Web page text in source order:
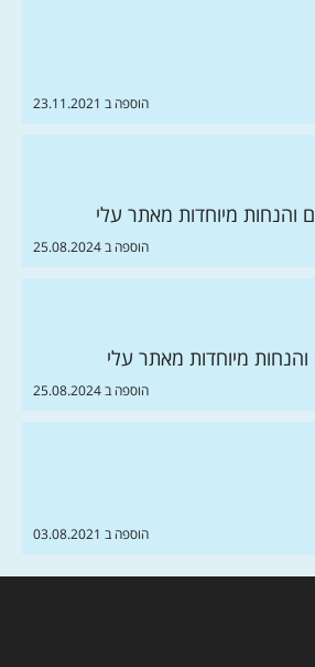
הוספה ב 23.11.2021
והנחות מיוחדות מאתר עלי
הוספה ב 25.08.2024
מיוחדות מאתר עלי
הוספה ב 25.08.2024
הוספה ב 03.08.2021